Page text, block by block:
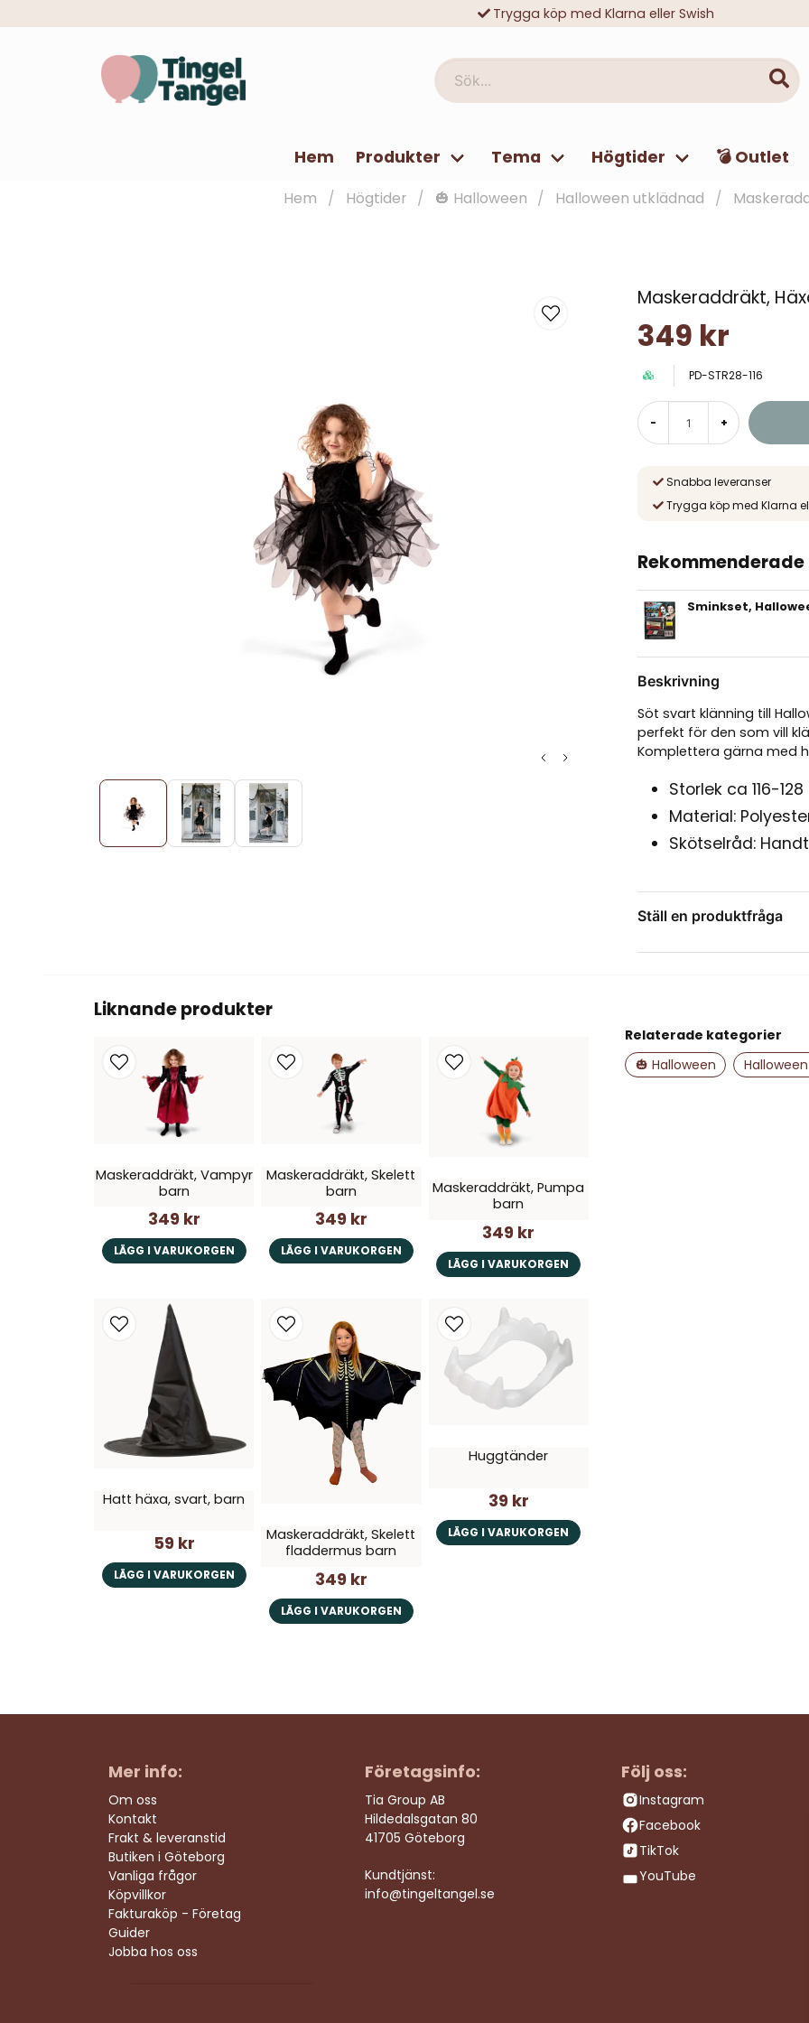
Trygga köp med Klarna eller Swish
Sök...
Hem Produkter Tema Högtider 💣 Outlet
Hem Högtider 🎃 Halloween Halloween utklädnad
Maskeraddräkt,
349 kr
PD-STR28-116
- +
Snabba leveranser
Trygga köp med Klarna
Sminkset,
Beskrivning
Söt svart klänning till
perfekt för den som vill
Komplettera gärna med
Storlek ca 116-
Material:
Skötselråd:
Ställ en produktfråga
name
Namn
Liknande produkter
Maskeraddräkt, Vampyr
barn
349 kr
LÄGG I VARUKORGEN
Maskeraddräkt, Skelett
barn
349 kr
LÄGG I VARUKORGEN
Maskeraddräkt, Pumpa
barn
349 kr
LÄGG I VARUKORGEN
Hatt häxa, svart, barn
59 kr
LÄGG I VARUKORGEN
Maskeraddräkt, Skelett
fladdermus barn
349 kr
LÄGG I VARUKORGEN
Huggtänder
39 kr
LÄGG I VARUKORGEN
Relaterade kategorier
🎃 Halloween
Mer info:
Om oss
Kontakt
Frakt & leveranstid
Butiken i Göteborg
Vanliga frågor
Köpvillkor
Fakturaköp - Företag
Guider
Jobba hos oss
Företagsinfo:
Tia Group AB
Hildedalsgatan 80
41705 Göteborg
Kundtjänst:
info@tingeltangel.se
Följ oss:
Instagram
Facebook
TikTok
YouTube